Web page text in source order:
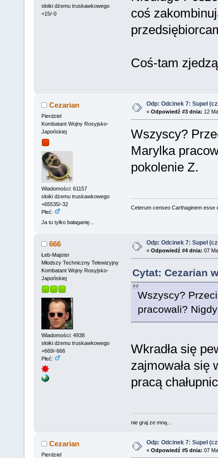
słoiki dżemu truskawkowego
+15/-0
coś
Coś-tam
Cezarian
Pierdziel
Kombatant Wojny Rosyjsko-
Japońskiej
Wiadomości: 61157
słoiki dżemu truskawkowego
+65535/-32
Płeć:
Ja tu tylko bałaganię...
Odp: Odcinek 7: Supeł
« Odpowiedź #3 dnia: 12
Wszyscy?
Marylka
pokolenie Z.
Ceterum censeo Carthaginem esse
666
Łeb-Majster
Młodszy Techniczny Telewizyjny
Kombatant Wojny Rosyjsko-
Japońskiej
Wiadomości: 4938
słoiki dżemu truskawkowego
+669/-666
Płeć:
Odp: Odcinek 7: Supeł
« Odpowiedź #4 dnia: 07
Cytat: Cezarian
Wszyscy?
pracowali?
Wkradła się
zajmowała się
pracą
nie graj ze mną...
Cezarian
Pierdziel
Odp: Odcinek 7: Supeł
« Odpowiedź #5 dnia: 07